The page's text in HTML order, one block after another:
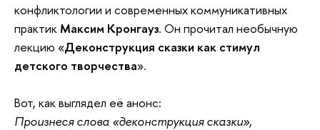
конфликтологии и современных коммуникативных
практик Максим Кронгауз. Он прочитал необычную
лекцию «Деконструкция сказки как стимул
детского творчества».
Вот, как выглядел её анонс:
Произнеся слова «деконструкция сказки»,